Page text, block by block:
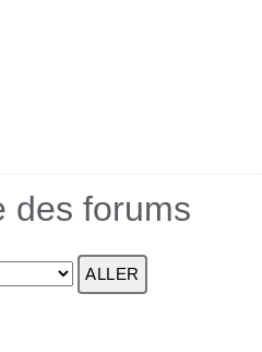
des forums